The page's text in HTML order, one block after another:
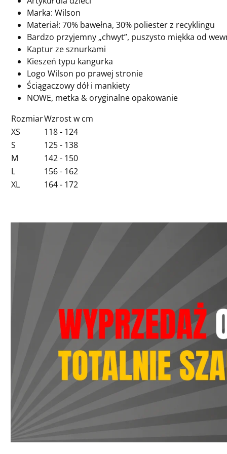
Marka: Wilson
Materiał: 70% bawełna, 30% poliester z recyklingu
Bardzo przyjemny „chwyt”, puszysto miękka od
Kaptur ze sznurkami
Kieszeń typu kangurka
Logo Wilson po prawej stronie
Ściągaczowy dół i mankiety
NOWE, metka & oryginalne opakowanie
RozmiarWzrost w cm
XS
118 - 124
S
125 - 138
M
142 - 150
L
156 - 162
XL
164 - 172